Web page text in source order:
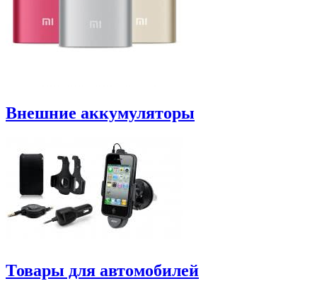
Внешние аккумуляторы
Товары для автомобилей